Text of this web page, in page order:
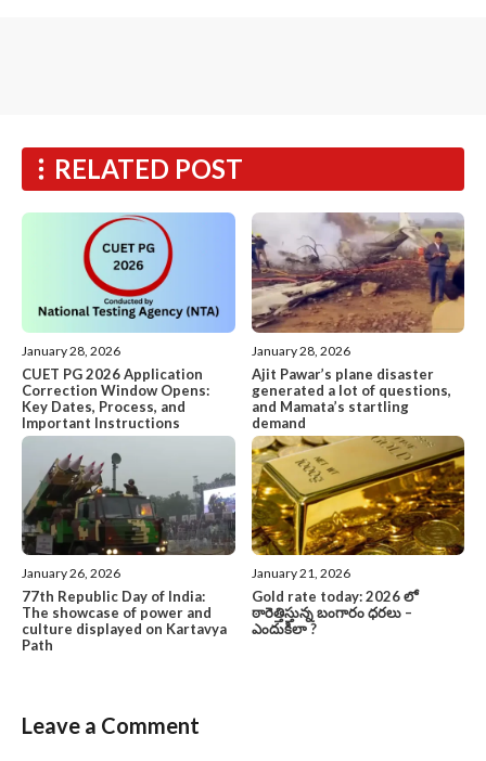
RELATED POST
January 28, 2026
CUET PG 2026 Application
Correction Window Opens:
Key Dates, Process, and
Important Instructions
January 28, 2026
Ajit Pawar’s plane disaster
generated a lot of questions,
and Mamata’s startling
demand
January 26, 2026
77th Republic Day of India:
The showcase of power and
culture displayed on Kartavya
Path
January 21, 2026
Gold rate today: 2026 లో
ఠారెత్తిస్తున్న బంగారం ధరలు –
ఎందుకిలా ?
Leave a Comment